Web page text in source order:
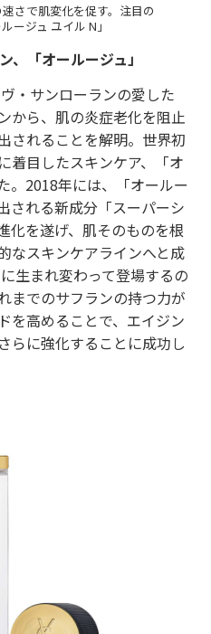
さで肌変化を促す。注目の
ージュ ユイル N」
、「オールージュ」
・サンローランの愛した
から、肌の炎症老化を阻止
されることを解明。世界初
着目したスキンケア、「オ
。2018年には、「オールー
される新成分「スーパーシ
化を遂げ、肌そのものを根
なスキンケアラインへと成
生まれ変わって登場するの
までのサフランの持つ力が
を高めることで、エイジン
らに強化することに成功し